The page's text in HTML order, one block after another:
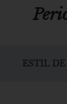
ESTIL